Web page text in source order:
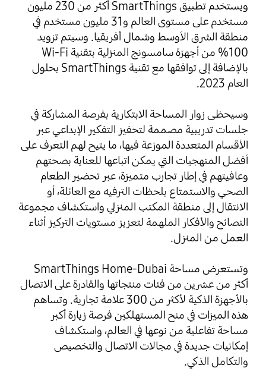
ويستخدم تطبيق SmartThings أكثر من 230 مليون
مستخدم على مستوى العالم و31 مليون مستخدم في
منطقة الشرق الأوسط وشمال أفريقيا. وسيتم تزويد
100% من أجهزة سامسونج المنزلية بتقنية Wi-Fi
بالإضافة إلى توافقها مع تقنية SmartThings بحلول
العام 2023.
وسيحظى زوار المساحة الابتكارية بفرصة المشاركة في
جلسات تدريبية مصممة لتحفيز التفكير الإبداعي عبر
الأقسام المتعددة الموزعة فيها، ما يتيح لهم التعرف على
أفضل المنهجيات التي يمكن اتباعها للعناية بصحتهم
وعافيتهم في إطار تجارب متميزة، عبر تحضير الطعام
الصحي والاستمتاع بلحظات الترفيه مع العائلة، أو
الانتقال إلى منطقة المكتب المنزلي واستكشاف مجموعة
النصائح والأفكار الملهمة لتعزيز مستويات التركيز أثناء
العمل من المنزل.
وتستعرض مساحة SmartThings Home-Dubai
أكثر من عشرين من فئات منتجاتها والقادرة على الاتصال
بالأجهزة الذكية لأكثر من 300 علامة تجارية. وتساهم
هذه الميزات في منح المستهلكين فرصة زيارة أكبر
مساحة تفاعلية من نوعها في العالم، واستكشاف
إمكانيات جديدة في مجالات الاتصال والتخصيص
والتكامل الذكي.